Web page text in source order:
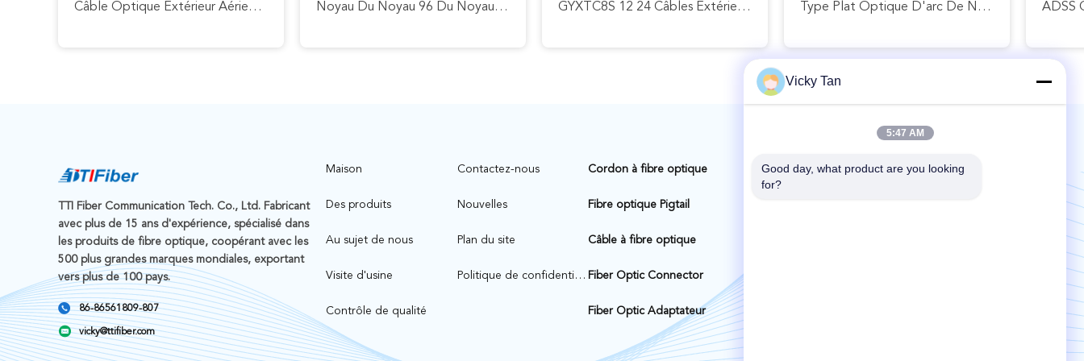
Câble Optique Extérieur Aérien Unimodal De Fibre De GJYXFCH Pour L'appui D'individu De FTTH Noyau Du Noyau 96 Du Noyau 48 Du Câble À Fibres Optiques 24 De Fibre De Gaine De Double D'ADSS GYXTC8S 12 24 Câbles Extérieurs De Correction De Fibre Du Noyau G652D Autosuffisants Type Plat Optique D'arc De Noyau Du Câble G652d G657A OS2 LSZH 1/2 De Réseau De Fibre De Mode Unitaire
TTI Fiber Communication Tech. Co., Ltd. Fabricant
avec plus de 15 ans d'expérience, spécialisé dans
les produits de fibre optique, coopérant avec les
500 plus grandes marques mondiales, exportant
vers plus de 100 pays.
86-86561809-807
vicky@ttifiber.com
Maison
Des produits
Au sujet de nous
Visite d'usine
Contrôle de qualité
Contactez-nous
Nouvelles
Plan du site
Politique de confidentialité
Cordon à fibre optique
Fibre optique Pigtail
Câble à fibre optique
Fiber Optic Connector
Fiber Optic Adaptateur
Vicky Tan
5:47 AM
Good day, what product are you looking
for?